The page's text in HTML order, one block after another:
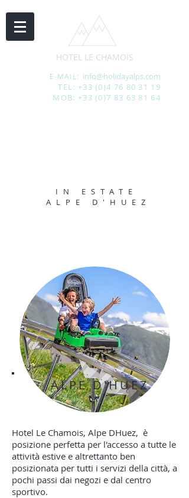
E-MAIL: info@holidayalps.com
TEL: +33 (0)4 76 80 31 19
MOB: +33 (0)7 83 63 81 64
HOTEL LE CHAMOIS
IN ESTATE
ALPE D'HUEZ
ALPE D'HUEZ
Hotel Le Chamois, Alpe DHuez, è
posizione perfetta per l'accesso a tutte le
attività estive e altrettanto ben
posizionata per tutti i servizi della città, a
pochi passi dai negozi e dal centro
sportivo.